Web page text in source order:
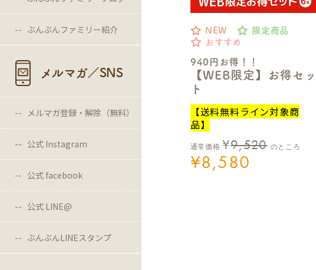
ぶんぶんファミリー紹介
メルマガ／SNS
メルマガ登録・解除（無料）
公式 Instagram
公式 facebook
公式 LINE@
ぶんぶんLINEスタンプ
NEW
限定商品
おすすめ
940円お得！！
【WEB限定】お得セッ
ト
【送料無料ライン対象商
品】
通常価格 ¥9,520 のところ
¥8,580